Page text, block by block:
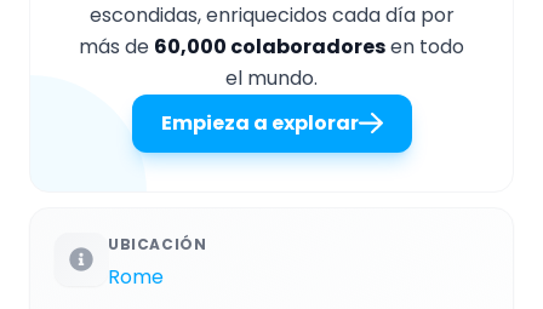
escondidas, enriquecidos cada día por
más de 60,000 colaboradoresen todo
el mundo.
Empieza a explorar
UBICACIÓN
Rome